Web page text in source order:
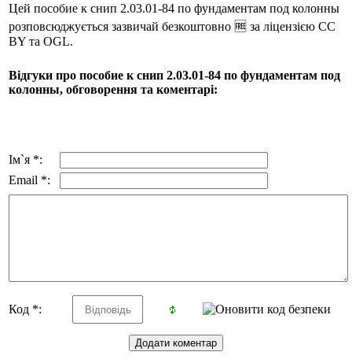
Цей пособие к снип 2.03.01-84 по фундаментам под колонны
розповсюджується зазвичай безкоштовно 🆓 за ліцензією CC
BY та OGL.
Відгуки про пособие к снип 2.03.01-84 по фундаментам под
колонны, обговорення та коментарі:
Ім`я *:
Email *:
Код *: